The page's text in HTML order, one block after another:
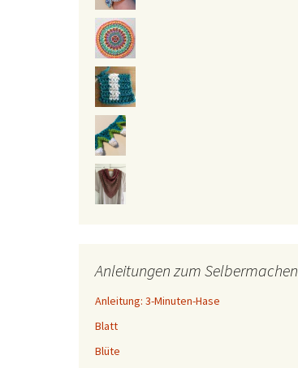
Anleitungen zum Selbermachen
Anleitung: 3-Minuten-Hase
Blatt
Blüte